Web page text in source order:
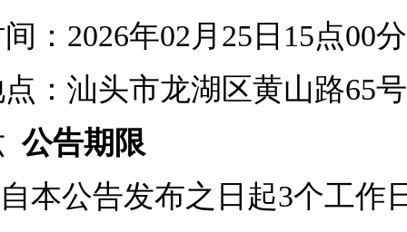
： 2026年02月25日15点00分
：汕头市龙湖区黄山路65
公告期限
自本公告发布之日起3个工作